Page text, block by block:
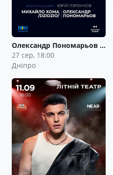
Олександр Пономарьов …
27 сер, 18:00
Дніпро